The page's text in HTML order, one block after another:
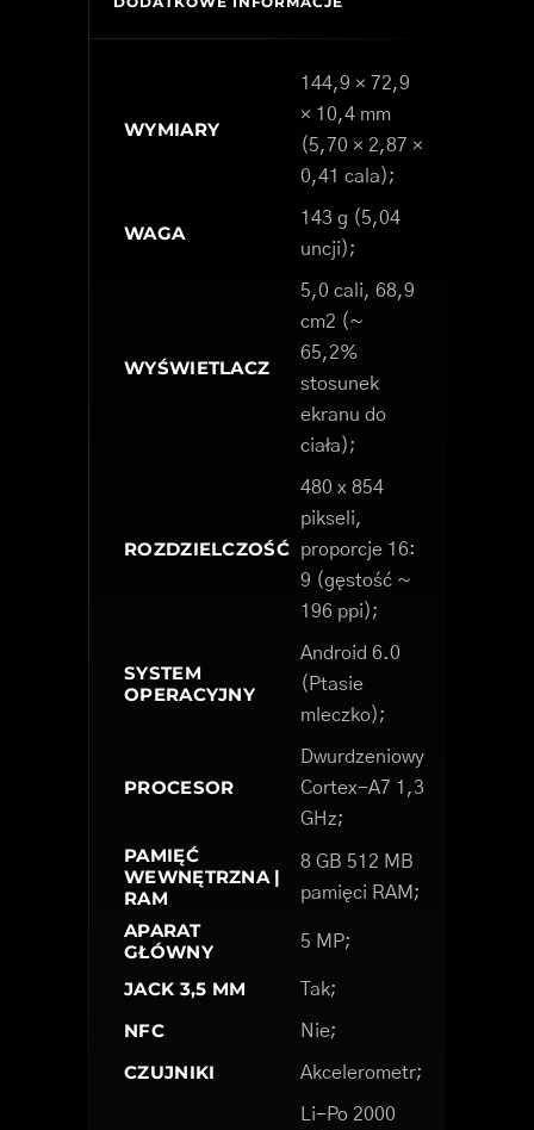
WYMIARY
144,9 × 72,9
× 10,4 mm
(5,70 × 2,87 ×
0,41 cala);
WAGA
143 g (5,04
uncji);
WYŚWIETLACZ
5,0 cali, 68,9
cm2 (~
65,2%
stosunek
ekranu do
ciała);
ROZDZIELCZOŚĆ
480 x 854
pikseli,
proporcje 16:
9 (gęstość ~
196 ppi);
SYSTEM
OPERACYJNY
Android 6.0
(Ptasie
mleczko);
PROCESOR
Dwurdzeniowy
Cortex-A7 1,3
GHz;
PAMIĘĆ
WEWNĘTRZNA |
RAM
8 GB 512 MB
pamięci RAM;
APARAT
GŁÓWNY
5 MP;
JACK 3,5 MM Tak;
NFC Nie;
CZUJNIKI Akcelerometr;
Li-Po 2000